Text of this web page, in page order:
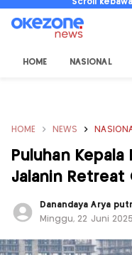
Scroll
HOME NASIONAL
HOME NEWS
Puluhan
Jalanin Retreat
Danandaya Arya
Minggu, 22 Juni 2025